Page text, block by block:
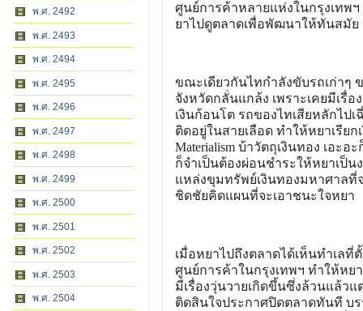
พ.ศ. 2492
พ.ศ. 2493
พ.ศ. 2494
พ.ศ. 2495
พ.ศ. 2496
พ.ศ. 2497
พ.ศ. 2498
พ.ศ. 2499
พ.ศ. 2500
พ.ศ. 2501
พ.ศ. 2502
พ.ศ. 2503
พ.ศ. 2504
ศูนย์การค้าหลายแห่งในกรุงเทพ
ยาไปดูตลาดเพื่อพัฒนาให้ทันสมัย
ขณะเดียวกันไทกำลังขับรถเก่าๆ
จังหวัดกลั่นแกล้ง เพราะเคยมีเรื่
เงินก้อนโต รถของไทเสียหลักไป
ติดอยู่ในสายเลือด ทำให้หยาเรีย
Materialism บ้าวัตถุเงินทอง เอะ
ก็จำเป็นต้องผ่อนชำระให้หยาเป็น
แหล่งขุมทรัพย์เงินทองมหาศาลที่
ชิดชัยคิดแผนที่จะเอาชนะใจหยา
เมื่อหยาไปถึงตลาดได้เห็นทำเล
ศูนย์การค้าในกรุงเทพฯ ทำให้ห
มีเรื่องวุ่นวายเกิดขึ้นซึ่งล้วนแล้วแ
ติดสินใจประกาศปิดตลาดทันที บ